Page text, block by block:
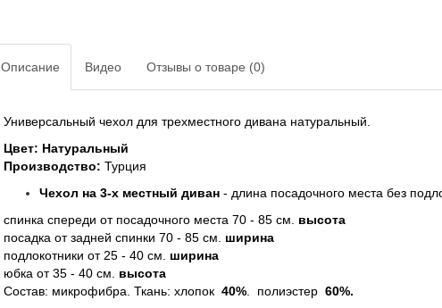
Описание Видео Отзывы о товаре (0)
Универсальный чехол для трехместного дивана натуральный.
Цвет: Натуральный
Производство: Турция
Чехол на 3-х местный диван- длина посадочного места без
спинка спереди от посадочного места 70 - 85 см. высота
посадка от задней спинки 70 - 85 см. ширина
подлокотники от 25 - 40 см. ширина
юбка от 35 - 40 см. высота
Состав: микрофибра. Ткань: хлопок 40%. полиэстер 60%.